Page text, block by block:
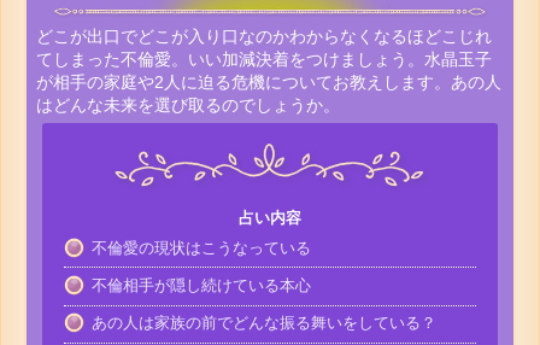
どこが出口でどこが入り口なのかわからなくなるほどこじれ
てしまった不倫愛。いい加減決着をつけましょう。水晶玉子
が相手の家庭や2人に迫る危機についてお教えします。あの人
はどんな未来を選び取るのでしょうか。
占い内容
不倫愛の現状はこうなっている
不倫相手が隠し続けている本心
あの人は家族の前でどんな振る舞いをしている？